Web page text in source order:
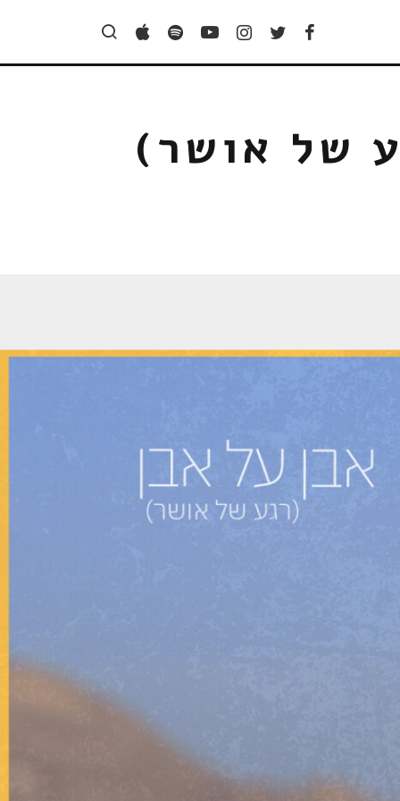
של אושר)